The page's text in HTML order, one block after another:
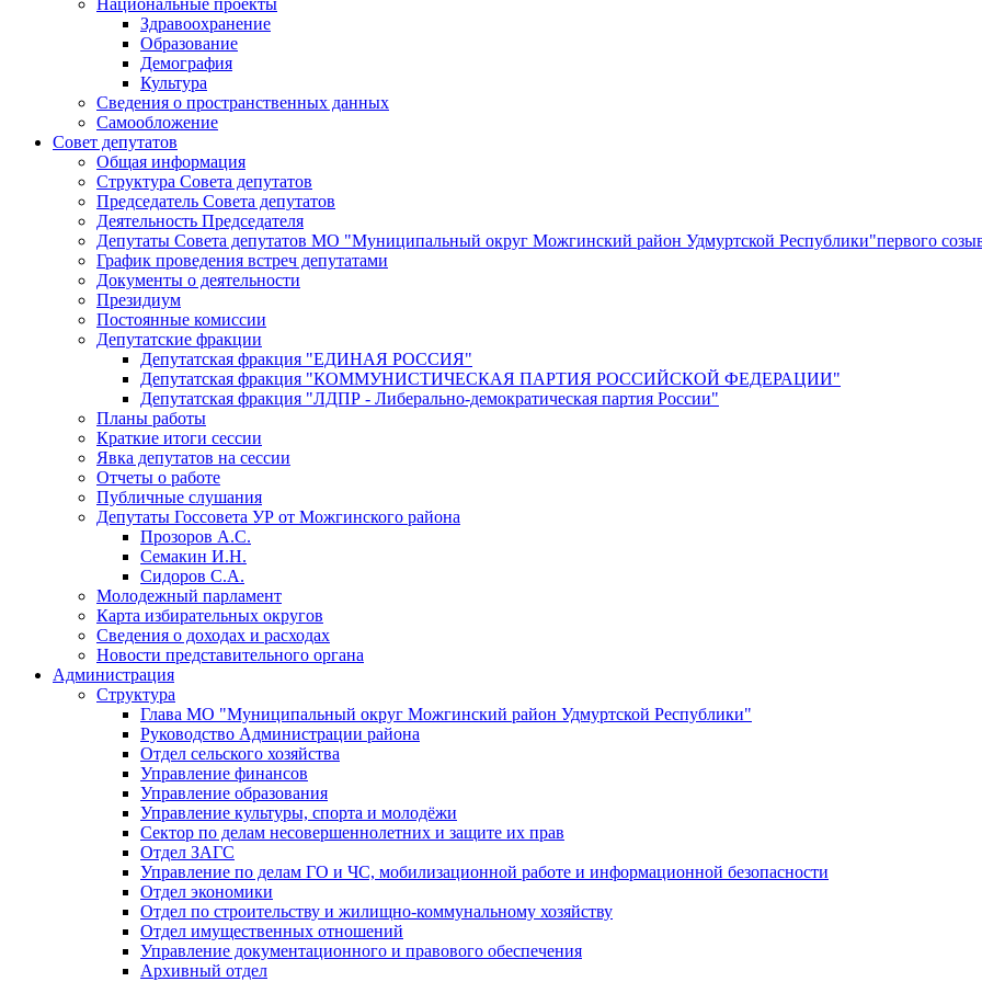
Здравоохранение
Образование
Демография
Культура
Сведения о пространственных данных
Самообложение
Совет депутатов
Общая информация
Структура Совета депутатов
Председатель Совета депутатов
Деятельность Председателя
Депутаты Совета депутатов МО "Муниципальный округ Можгинский район Удмуртской Республики"первого
График проведения встреч депутатами
Документы о деятельности
Президиум
Постоянные комиссии
Депутатские фракции
Депутатская фракция "ЕДИНАЯ РОССИЯ"
Депутатская фракция "КОММУНИСТИЧЕСКАЯ ПАРТИЯ РОССИЙСКОЙ ФЕДЕРАЦИИ"
Депутатская фракция "ЛДПР - Либерально-демократическая партия России"
Планы работы
Краткие итоги сессии
Явка депутатов на сессии
Отчеты о работе
Публичные слушания
Депутаты Госсовета УР от Можгинского района
Прозоров А.С.
Семакин И.Н.
Сидоров С.А.
Молодежный парламент
Карта избирательных округов
Сведения о доходах и расходах
Новости представительного органа
Администрация
Структура
Глава МО "Муниципальный округ Можгинский район Удмуртской Республики"
Руководство Администрации района
Отдел сельского хозяйства
Управление финансов
Управление образования
Управление культуры, спорта и молодёжи
Сектор по делам несовершеннолетних и защите их прав
Отдел ЗАГС
Управление по делам ГО и ЧС, мобилизационной работе и информационной безопасности
Отдел экономики
Отдел по строительству и жилищно-коммунальному хозяйству
Отдел имущественных отношений
Управление документационного и правового обеспечения
Архивный отдел